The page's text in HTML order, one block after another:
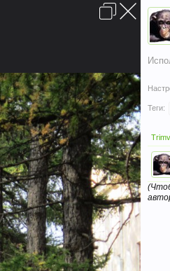
Условия и правила
Теги: